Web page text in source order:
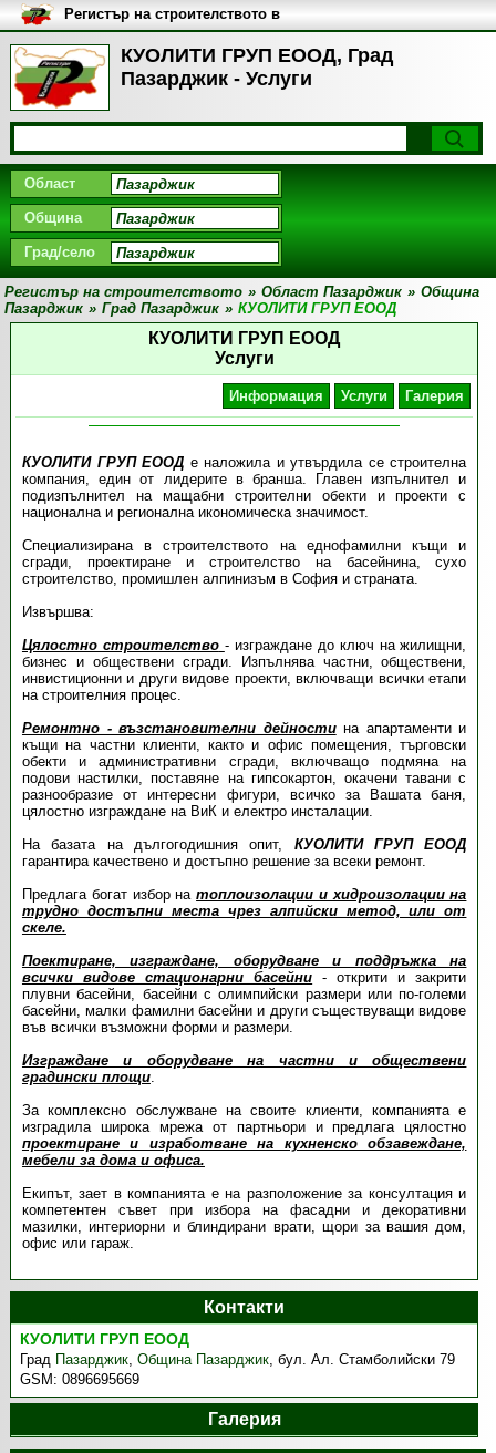
КУОЛИТИ ГРУП ЕООД, Град
Пазарджик - Услуги
Регистър на строителството в
България
Област
Община
Град/село
Регистър на строителството » Област Пазарджик » Община
Пазарджик » Град Пазарджик » КУОЛИТИ ГРУП ЕООД
КУОЛИТИ ГРУП ЕООД
Услуги
Информация Услуги Галерия
КУОЛИТИ ГРУП ЕООД е наложила и утвърдила се строителна
компания, един от лидерите в бранша. Главен изпълнител и
подизпълнител на мащабни строителни обекти и проекти с
национална и регионална икономическа значимост.
Специализирана в строителството на еднофамилни къщи и
сгради, проектиране и строителство на басейнина, сухо
строителство, промишлен алпинизъм в София и страната.
Извършва:
Цялостно строителство - изграждане до ключ на жилищни,
бизнес и обществени сгради. Изпълнява частни, обществени,
инвистиционни и други видове проекти, включващи всички етапи
на строителния процес.
Ремонтно - възстановителни дейностина апартаменти и
къщи на частни клиенти, както и офис помещения, търговски
обекти и административни сгради, включващо подмяна на
подови настилки, поставяне на гипсокартон, окачени тавани с
разнообразие от интересни фигури, всичко за Вашата баня,
цялостно изграждане на ВиК и електро инсталации.
На базата на дългогодишния опит, КУОЛИТИ ГРУП ЕООД
гарантира качествено и достъпно решение за всеки ремонт.
Предлага богат избор натоплоизолации и хидроизолации на
трудно достъпни места чрез алпийски метод, или от
скеле.
Поектиране, изграждане, оборудване и поддръжка на
всички видове стационарни басейни - открити и закрити
плувни басейни, басейни с олимпийски размери или по-големи
басейни, малки фамилни басейни и други съществуващи видове
във всички възможни форми и размери.
Изграждане и оборудване на частни и обществени
градински площи.
За комплексно обслужване на своите клиенти, компанията е
изградила широка мрежа от партньори и предлага цялостно
проектиране и изработване на кухненско обзавеждане,
мебели за дома и офиса.
Екипът, зает в компанията е на разположение за консултация и
компетентен съвет при избора на фасадни и декоративни
мазилки, интериорни и блиндирани врати, щори за вашия дом,
офис или гараж.
Контакти
КУОЛИТИ ГРУП ЕООД
Град Пазарджик,Община Пазарджик,бул. Ал. Стамболийски 79
GSM:0896695669
Галерия